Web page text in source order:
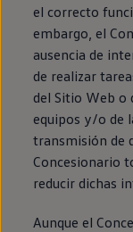
el correcto
embargo, el
ausencia de
de realizar
del Sitio Web o
equipos y/o de
transmisión de
Concesionario
reducir dichas
Aunque el